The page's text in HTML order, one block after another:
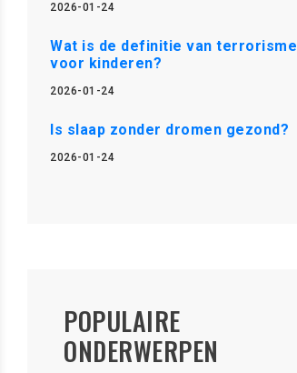
2026-01-24
Wat is de definitie van terrorisme
voor kinderen?
2026-01-24
Is slaap zonder dromen gezond?
2026-01-24
POPULAIRE
ONDERWERPEN